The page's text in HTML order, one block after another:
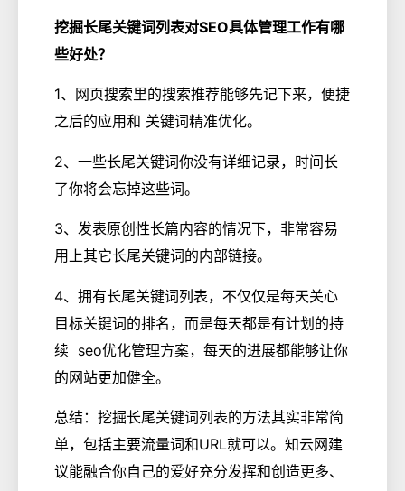
挖掘长尾关键词列表对SEO具体管理工作有哪
些好处？
1、网页搜索里的搜索推荐能够先记下来，便捷
之后的应用和 关键词精准优化。
2、一些长尾关键词你没有详细记录，时间长
了你将会忘掉这些词。
3、发表原创性长篇内容的情况下，非常容易
用上其它长尾关键词的内部链接。
4、拥有长尾关键词列表，不仅仅是每天关心
目标关键词的排名，而是每天都是有计划的持
续 seo优化管理方案，每天的进展都能够让你
的网站更加健全。
总结：挖掘长尾关键词列表的方法其实非常简
单，包括主要流量词和URL就可以。知云网建
议能融合你自己的爱好充分发挥和创造更多、